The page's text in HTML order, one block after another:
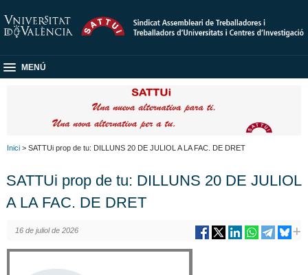
MENÚ
Inici > SATTUi prop de tu: DILLUNS 20 DE JULIOL A LA FAC. DE DRET
SATTUi prop de tu: DILLUNS 20 DE JULIOL
A LA FAC. DE DRET
16 de juliol de 2026